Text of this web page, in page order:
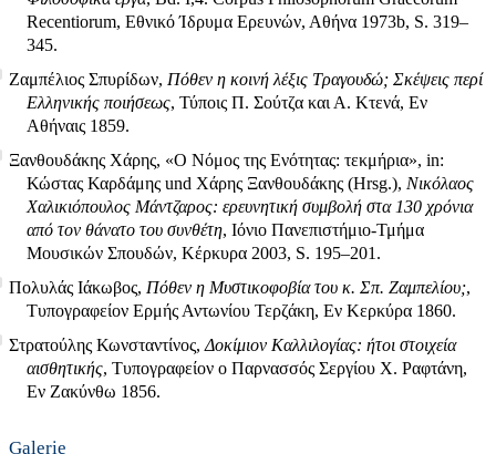
Recentiorum, Εθνικό Ίδρυμα Ερευνών, Αθήνα 1973b, S. 319–
345.
Ζαμπέλιος Σπυρίδων, Πόθεν η κοινή λέξις Τραγουδώ; Σκέψεις περί
Ελληνικής ποιήσεως, Τύποις Π. Σούτζα και Α. Κτενά, Εν
Αθήναις 1859.
Ξανθουδάκης Χάρης, «Ο Νόμος της Ενότητας: τεκμήρια», in:
Κώστας Καρδάμης und Χάρης Ξανθουδάκης (Hrsg.), Νικόλαος
Χαλικιόπουλος Μάντζαρος: ερευνητική συμβολή στα 130 χρόνια
από τον θάνατο του συνθέτη, Ιόνιο Πανεπιστήμιο-Τμήμα
Μουσικών Σπουδών, Κέρκυρα 2003, S. 195–201.
Πολυλάς Ιάκωβος, Πόθεν η Μυστικοφοβία του κ. Σπ. Ζαμπελίου;,
Τυπογραφείον Ερμής Αντωνίου Τερζάκη, Εν Κερκύρα 1860.
Στρατούλης Κωνσταντίνος, Δοκίμιον Καλλιλογίας: ήτοι στοιχεία
αισθητικής, Τυπογραφείον ο Παρνασσός Σεργίου Χ. Ραφτάνη,
Εν Ζακύνθω 1856.
Galerie